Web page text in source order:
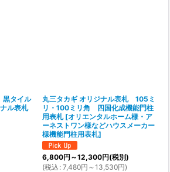
タイル
ル表札
丸三タカギ オリジナル表札 105ミ
リ・100ミリ角 四国化成機能門柱
用表札 [オリエンタルホーム様・ア
ーネストワン様などハウスメーカー
様機能門柱用表札]
6,800円 ～12,300円(税別)
(税込 : 7,480円 ～13,530円)